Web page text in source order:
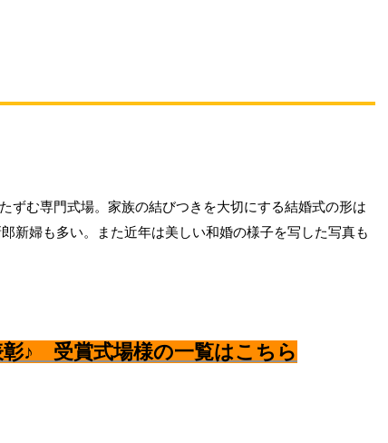
ずむ専門式場。家族の結びつきを大切にする結婚式の形は
新婦も多い。また近年は美しい和婚の様子を写した写真も
♪ 受賞式場様の一覧はこちら